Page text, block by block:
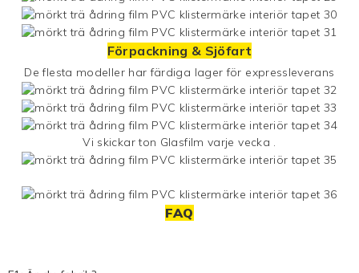
Förpackning & Sjöfart
De flesta modeller har färdiga lager för expressleverans
Vi skickar ton Glasfilm varje vecka .
FAQ